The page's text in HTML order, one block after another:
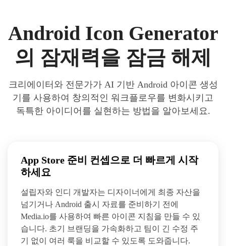
Android Icon Generator
의 잠재력을 잠금 해제
크리에이터와 전문가가 AI 기반 Android 아이콘 생성
기를 사용하여 창의적인 워크플로우를 변화시키고
독특한 아이디어를 실현하는 방법을 알아보세요.
App Store 준비 컨셉으로 더 빠르게 시작
하세요
설립자와 인디 개발자는 디자이너에게 최종 자산을
넘기거나 Android 출시 자료를 준비하기 전에
Media.io를 사용하여 빠른 아이콘 지침을 만들 수 있
습니다. 초기 브랜딩을 가속화하고 팀이 긴 수정 주
기 없이 여러 룩을 비교할 수 있도록 도와줍니다.